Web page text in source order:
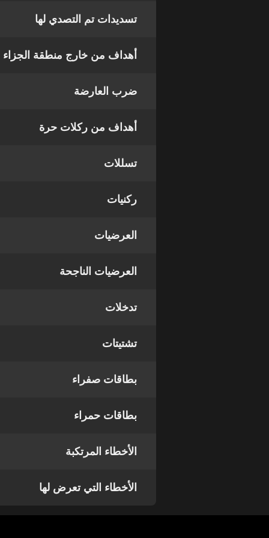
تسديدات تم التصدي لها
أهداف من خارج منطقة الجزاء
ضرب العارضة
أهداف من ركلات حرة
تسللات
ركنيات
العرضيات
العرضيات الناجحة
تدخلات
تشتيتات
بطاقات صفراء
بطاقات حمراء
الأخطاء المرتكبة
الأخطاء التي تعرض لها